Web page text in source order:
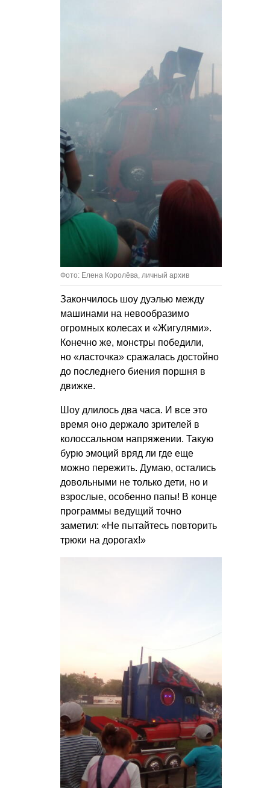
Фото: Елена Королёва, личный архив
Закончилось шоу дуэлью между
машинами на невообразимо
огромных колесах и «Жигулями».
Конечно же, монстры победили,
но «ласточка» сражалась достойно
до последнего биения поршня в
движке.
Шоу длилось два часа. И все это
время оно держало зрителей в
колоссальном напряжении. Такую
бурю эмоций вряд ли где еще
можно пережить. Думаю, остались
довольными не только дети, но и
взрослые, особенно папы! В конце
программы ведущий точно
заметил: «Не пытайтесь повторить
трюки на дорогах!»